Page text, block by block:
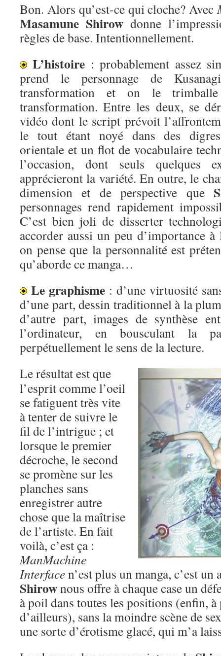
Bon. Alors qu’est-ce qui cloche? Avec
Masamune Shirowdonne
règles de base. Intentionnellement.
L’histoire : probablement assez
prend le personnage de
transformation et on le
transformation. Entre les deux, se
vidéo dont le script prévoit
le tout étant noyé dans des
orientale et un flot de vocabulaire
l’occasion, dont seuls quelques
apprécieront la variété. En outre, le
dimension et de perspective que
personnages rend rapidement
C’est bien joli de disserter
accorder aussi un peu d’importance
on pense que la personnalité est
qu’aborde ce manga…
Le graphisme : d’une virtuosité
d’une part, dessin traditionnel à la
d’autre part, images de synthèse
l’ordinateur, en bousculant la
perpétuellement le sens de la lecture.
Le résultat est que
l’esprit comme l’oeil
se fatiguent très vite
à tenter de suivre le
fil de l’intrigue ; et
lorsque le premier
décroche, le second
se promène sur les
planches sans
enregistrer autre
chose que la maîtrise
de l’artiste. En fait
voilà, c’est ça :
ManMachine
Interfacen’est plus un manga, c’est
Shirownous offre à chaque case un
à poil dans toutes les positions (enfin,
d’ailleurs), sans la moindre scène de
une sorte d’érotisme glacé, qui m’a